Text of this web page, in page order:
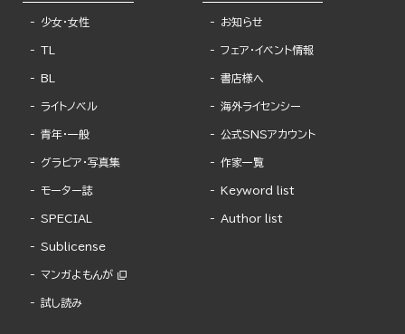
少女・女性
TL
BL
ライトノベル
青年・一般
グラビア・写真集
モーター誌
SPECIAL
Sublicense
マンガよもんが
試し読み
お知らせ
フェア・イベント情報
書店様へ
海外ライセンシー
公式SNSアカウント
作家一覧
Keyword list
Author list